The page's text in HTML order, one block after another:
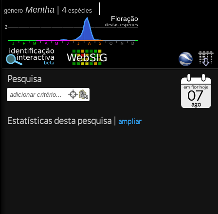
género Mentha 4 espécies
2
J F M A M J J A S O N D
Floração
destas espécies
Pesquisa
Estatísticas desta pesquisa | ampliar
07
ago